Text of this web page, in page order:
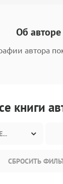
Об авторе
автора
книги
СБРОСИТЬ